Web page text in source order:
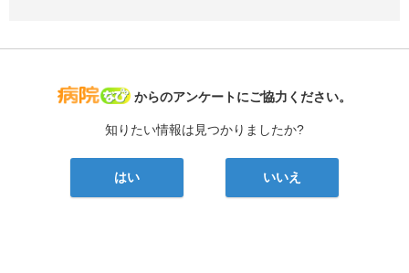
病院なび
からのアンケートにご協力ください。
知りたい情報は見つかりましたか?
はい いいえ